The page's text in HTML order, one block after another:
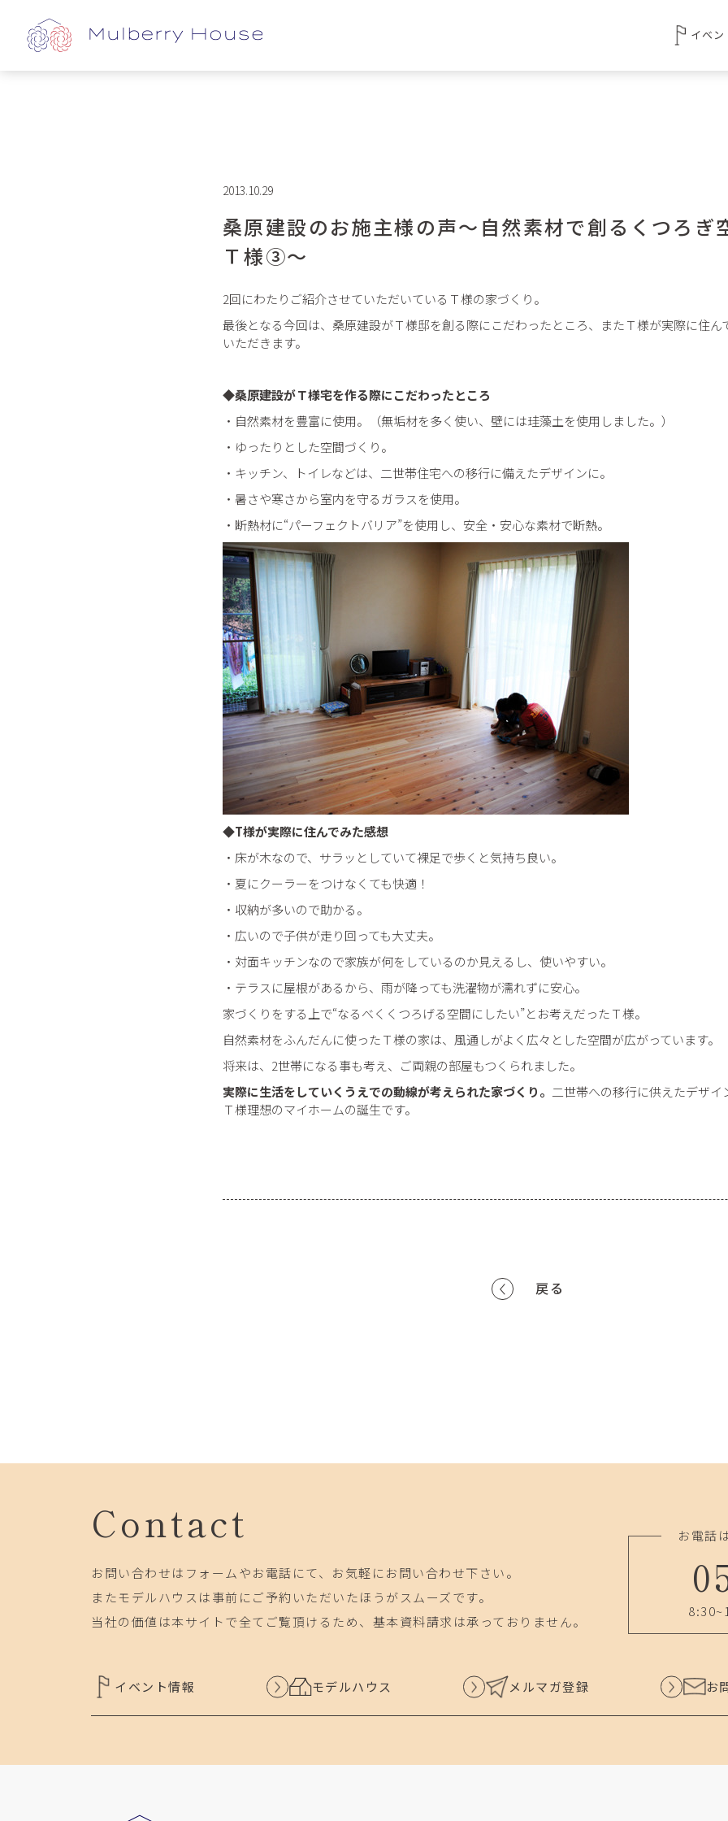
イベ
2013.10.29
桑原建設のお施主様の声～自然素材で創るくつろ
Ｔ様③～
2回にわたりご紹介させていただいているＴ様の家づくり。
最後となる今回は、桑原建設がＴ様邸を創る際にこだわったところ、またＴ様が実際に住ん
いただきます。
◆桑原建設がＴ様宅を作る際にこだわったところ
・自然素材を豊富に使用。（無垢材を多く使い、壁には珪藻土を使用しました。）
・ゆったりとした空間づくり。
・キッチン、トイレなどは、二世帯住宅への移行に備えたデザインに。
・暑さや寒さから室内を守るガラスを使用。
・断熱材に“パーフェクトバリア”を使用し、安全・安心な素材で断熱。
◆T様が実際に住んでみた感想
・床が木なので、サラッとしていて裸足で歩くと気持ち良い。
・夏にクーラーをつけなくても快適！
・収納が多いので助かる。
・広いので子供が走り回っても大丈夫。
・対面キッチンなので家族が何をしているのか見えるし、使いやすい。
・テラスに屋根があるから、雨が降っても洗濯物が濡れずに安心。
家づくりをする上で“なるべくくつろげる空間にしたい”とお考えだったＴ様。
自然素材をふんだんに使ったＴ様の家は、風通しがよく広々とした空間が広がっています。
将来は、2世帯になる事も考え、ご両親の部屋もつくられました。
実際に生活をしていくうえでの動線が考えられた家づくり。 二世帯への移行に供えたデザイ
Ｔ様理想のマイホームの誕生です。
戻る
Contact
お問い合わせはフォームやお電話にて、お気軽にお問い合わせ下さい。
またモデルハウスは事前にご予約いただいたほうがスムーズです。
当社の価値は本サイトで全てご覧頂けるため、基本資料請求は承っておりません。
お電話
イベント情報 モデルハウス メルマガ登録 お